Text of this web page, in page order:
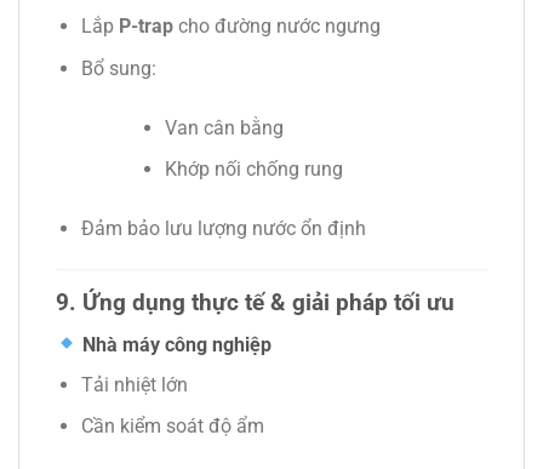
Lắp P-trapcho đường nước ngưng
Bổ sung:
Van cân bằng
Khớp nối chống rung
Đảm bảo lưu lượng nước ổn định
9. Ứng dụng thực tế & giải pháp tối ưu
Nhà máy công nghiệp
Tải nhiệt lớn
Cần kiểm soát độ ẩm